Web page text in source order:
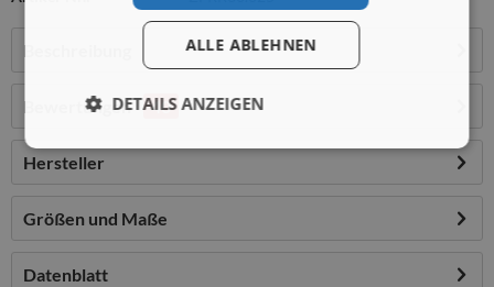
Beschreibung
Bewertungen 40
Hersteller
Größen und Maße
Datenblatt
ALLE ABLEHNEN
DETAILS ANZEIGEN